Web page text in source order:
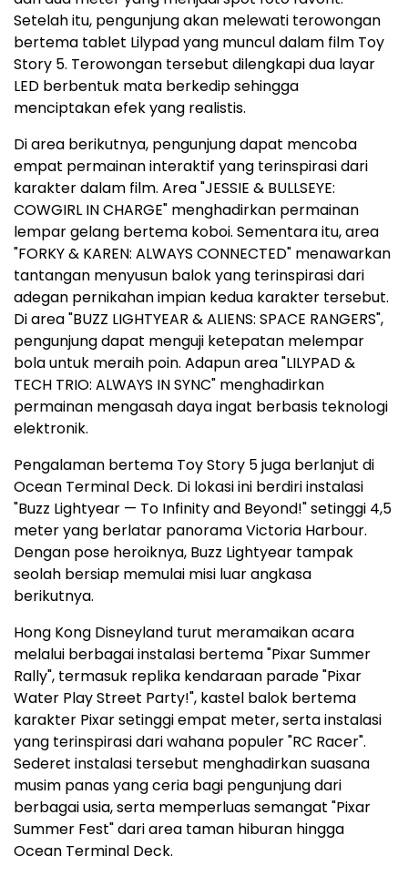
Setelah itu, pengunjung akan melewati terowongan
bertema tablet Lilypad yang muncul dalam film Toy
Story 5. Terowongan tersebut dilengkapi dua layar
LED berbentuk mata berkedip sehingga
menciptakan efek yang realistis.
Di area berikutnya, pengunjung dapat mencoba
empat permainan interaktif yang terinspirasi dari
karakter dalam film. Area "JESSIE & BULLSEYE:
COWGIRL IN CHARGE" menghadirkan permainan
lempar gelang bertema koboi. Sementara itu, area
"FORKY & KAREN: ALWAYS CONNECTED" menawarkan
tantangan menyusun balok yang terinspirasi dari
adegan pernikahan impian kedua karakter tersebut.
Di area "BUZZ LIGHTYEAR & ALIENS: SPACE RANGERS",
pengunjung dapat menguji ketepatan melempar
bola untuk meraih poin. Adapun area "LILYPAD &
TECH TRIO: ALWAYS IN SYNC" menghadirkan
permainan mengasah daya ingat berbasis teknologi
elektronik.
Pengalaman bertema Toy Story 5 juga berlanjut di
Ocean Terminal Deck. Di lokasi ini berdiri instalasi
"Buzz Lightyear — To Infinity and Beyond!" setinggi 4,5
meter yang berlatar panorama Victoria Harbour.
Dengan pose heroiknya, Buzz Lightyear tampak
seolah bersiap memulai misi luar angkasa
berikutnya.
Hong Kong Disneyland turut meramaikan acara
melalui berbagai instalasi bertema "Pixar Summer
Rally", termasuk replika kendaraan parade "Pixar
Water Play Street Party!", kastel balok bertema
karakter Pixar setinggi empat meter, serta instalasi
yang terinspirasi dari wahana populer "RC Racer".
Sederet instalasi tersebut menghadirkan suasana
musim panas yang ceria bagi pengunjung dari
berbagai usia, serta memperluas semangat "Pixar
Summer Fest" dari area taman hiburan hingga
Ocean Terminal Deck.